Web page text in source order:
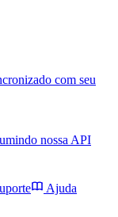
com seu
nossa API
Ajuda